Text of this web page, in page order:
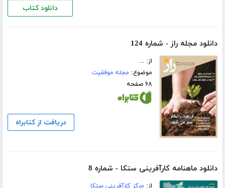
دانلود کتاب
دانلود مجله راز - شماره 124
از: ...
موضوع: مجله موفقیت
۶۸ صفحه
دریافت از کتابراه
دانلود ماهنامه کارآفرینی ستکا - شماره 8
از: مرکز کارآفرینی ستکا